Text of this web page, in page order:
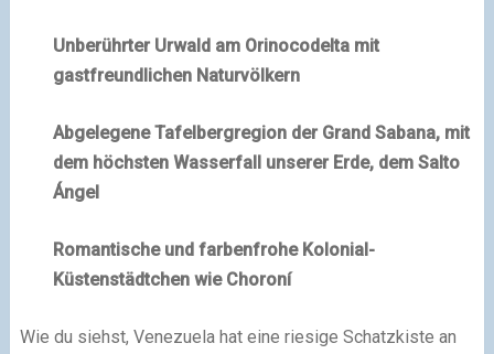
Unberührter Urwald am Orinocodelta mit
gastfreundlichen Naturvölkern
Abgelegene Tafelbergregion der Grand Sabana, mit
dem höchsten Wasserfall unserer Erde, dem Salto
Ángel
Romantische und farbenfrohe Kolonial-
Küstenstädtchen wie Choroní
Wie du siehst, Venezuela hat eine riesige Schatzkiste an